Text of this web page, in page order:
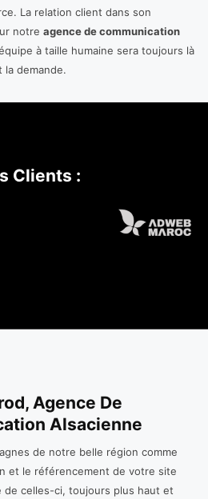
La relation client dans son
notre agence de communication
à taille humaine sera toujours là
demande.
Clients :
Agence De
Alsacienne
de notre belle région comme
et le référencement de votre site
de celles-ci, toujours plus haut et